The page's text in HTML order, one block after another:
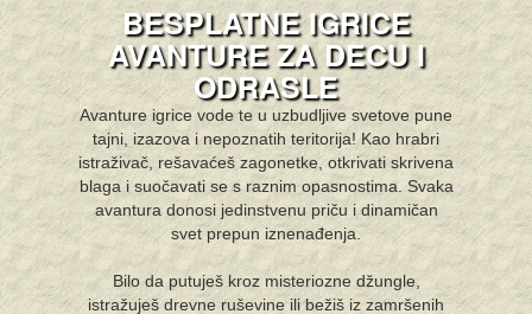
BESPLATNE IGRICE
AVANTURE ZA DECU I
ODRASLE
Avanture igrice vode te u uzbudljive svetove pune
tajni, izazova i nepoznatih teritorija! Kao hrabri
istraživač, rešavaćeš zagonetke, otkrivati skrivena
blaga i suočavati se s raznim opasnostima. Svaka
avantura donosi jedinstvenu priču i dinamičan
svet prepun iznenađenja.
Bilo da putuješ kroz misteriozne džungle,
istražuješ drevne ruševine ili bežiš iz zamršenih